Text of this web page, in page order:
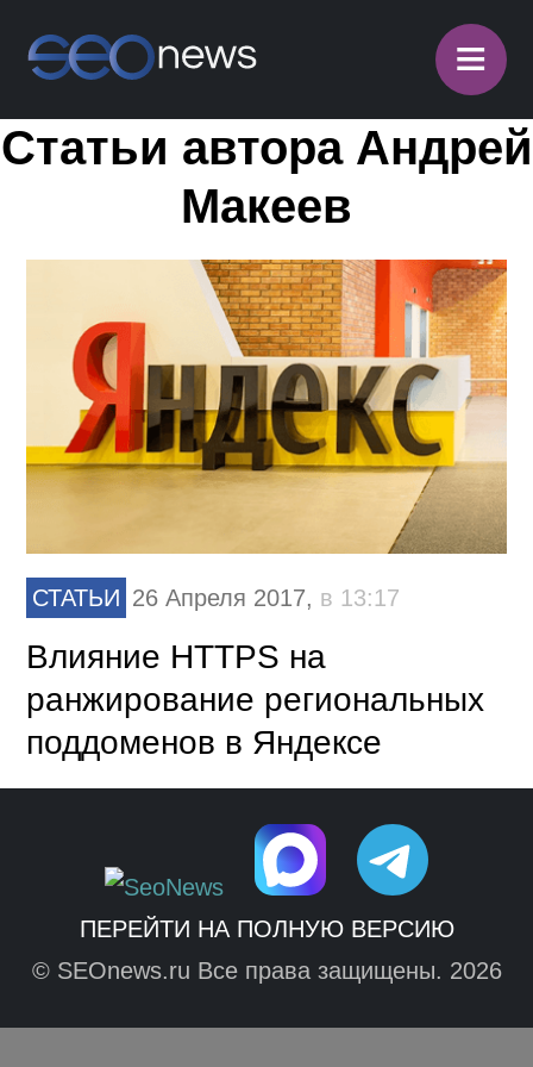
≡
Статьи автора Андрей
Макеев
СТАТЬИ 26 Апреля 2017, в 13:17
Влияние HTTPS на
ранжирование региональных
поддоменов в Яндексе
ПЕРЕЙТИ НА ПОЛНУЮ ВЕРСИЮ
© SEOnews.ru Все права защищены. 2026